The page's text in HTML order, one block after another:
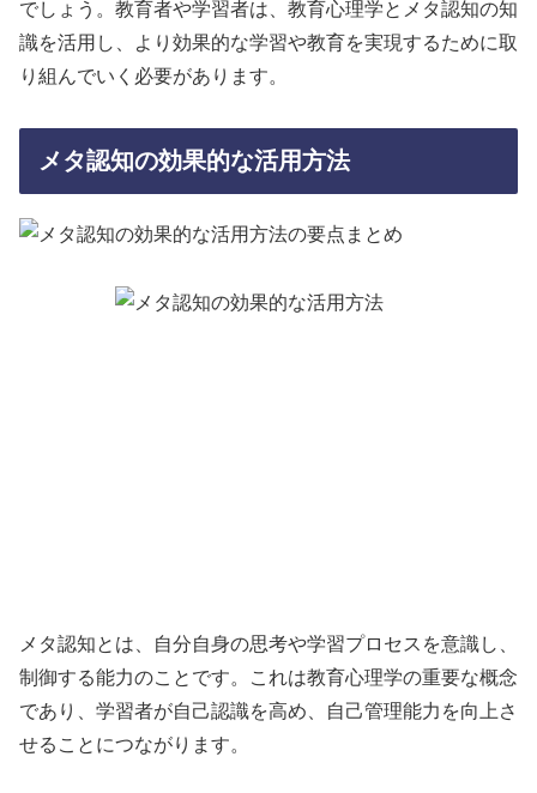
でしょう。教育者や学習者は、教育心理学とメタ認知の知
識を活用し、より効果的な学習や教育を実現するために取
り組んでいく必要があります。
メタ認知の効果的な活用方法
メタ認知とは、自分自身の思考や学習プロセスを意識し、
制御する能力のことです。これは教育心理学の重要な概念
であり、学習者が自己認識を高め、自己管理能力を向上さ
せることにつながります。